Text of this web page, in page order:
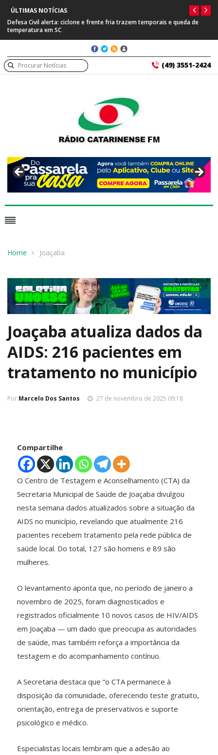
ÚLTIMAS NOTÍCIAS
Defesa Civil alerta: ciclone e frente fria trazem temporais e queda de
temperatura em SC
(49) 3551-2424
Home Joaçaba
Joaçaba atualiza dados da
AIDS: 216 pacientes em
tratamento no município
Por Marcelo Dos Santos 27 de novembro de 2025 09:18
Compartilhe
O Centro de Testagem e Aconselhamento (CTA) da
Secretaria Municipal de Saúde de Joaçaba divulgou
nesta semana dados atualizados sobre a situação da
AIDS no município, revelando que atualmente 216
pacientes recebem tratamento pela rede pública de
saúde local. Do total, 127 são homens e 89 são
mulheres.
O levantamento aponta que, no período de janeiro a
novembro de 2025, foram diagnosticados e
registrados oficialmente 10 novos casos de HIV/AIDS
em Joaçaba — um dado que preocupa as autoridades
de saúde, mas também reforça a importância da
testagem e do acompanhamento contínuo.
A Secretaria destaca que “o CTA permanece à
disposição da comunidade, oferecendo teste gratuito,
orientação, entrega de preservativos e suporte
psicológico e médico.
Especialistas locais lembram que a adesão ao